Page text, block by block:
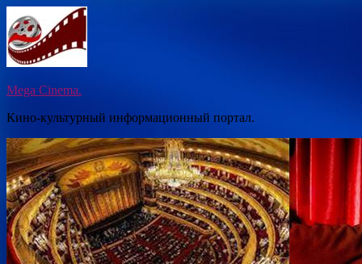
Перейти
к
содержимому
Mega Cinema.
Кино-культурный информационный портал.